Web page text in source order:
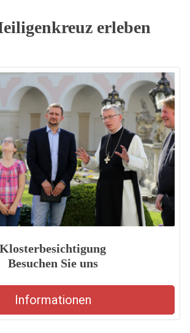
erleben
Klosterbesichtigung
Besuchen Sie uns
Informationen